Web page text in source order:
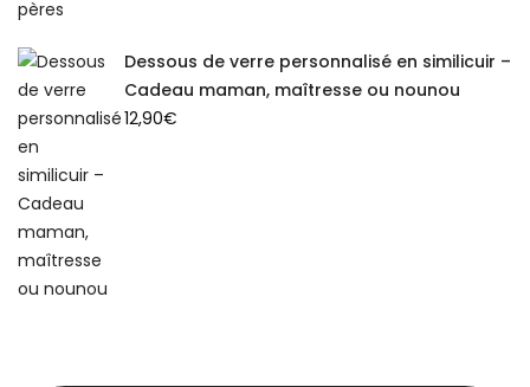
Dessous de verre personnalisé en similicuir –
Cadeau maman, maîtresse ou nounou
12,90€